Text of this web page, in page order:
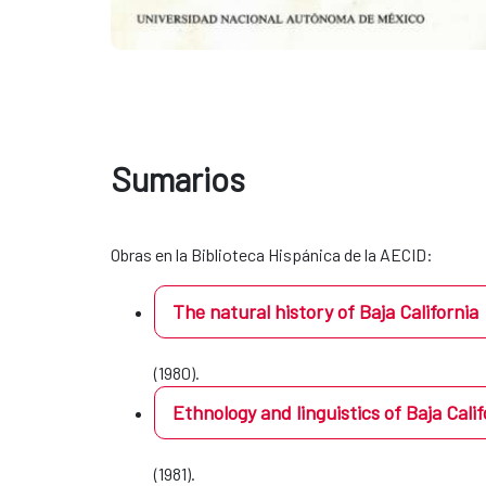
Sumarios
Obras en la Biblioteca Hispánica de la AECID:
The natural history of Baja California
(1980).
Ethnology and linguistics of Baja
(1981).